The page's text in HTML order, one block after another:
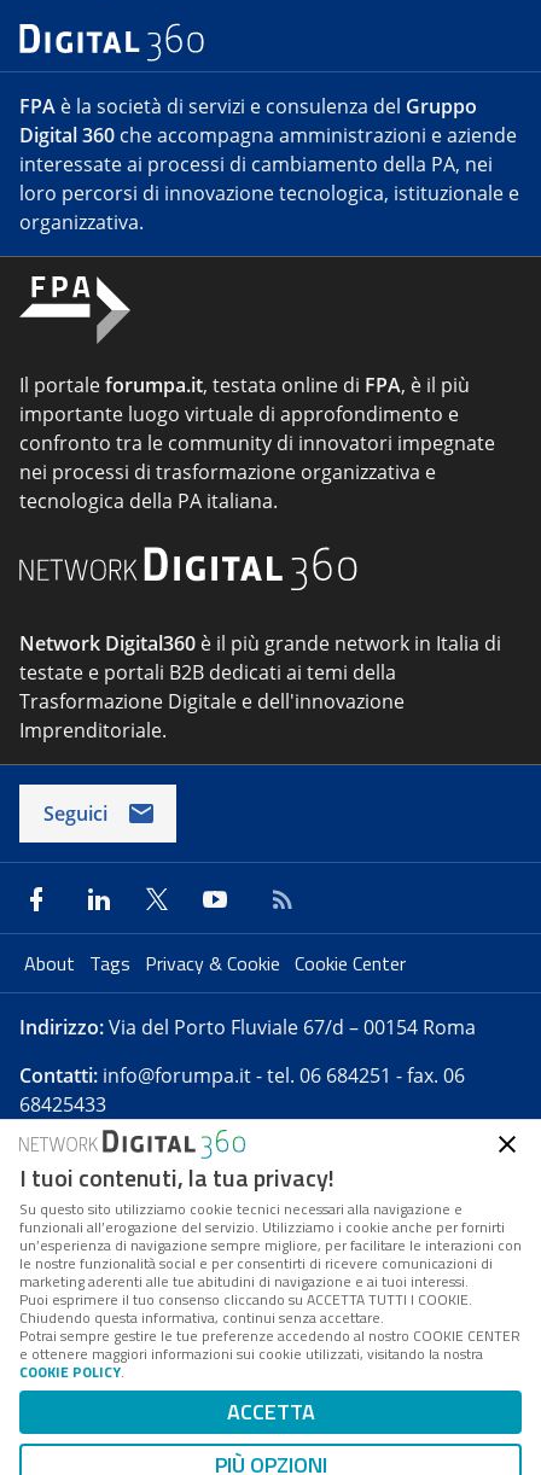
FPA è la società di servizi e consulenza del Gruppo
Digital 360 che accompagna amministrazioni e aziende
interessate ai processi di cambiamento della PA, nei
loro percorsi di innovazione tecnologica, istituzionale e
organizzativa.
Il portaleforumpa.it, testata online di FPA, è il più
importante luogo virtuale di approfondimento e
confronto tra le community di innovatori impegnate
nei processi di trasformazione organizzativa e
tecnologica della PA italiana.
Network Digital360 è il più grande network in Italia di
testate e portali B2B dedicati ai temi della
Trasformazione Digitale e dell'innovazione
Imprenditoriale.
Seguici
About Tags Privacy & Cookie Cookie Center
Indirizzo:Via del Porto Fluviale 67/d – 00154 Roma
Contatti: info@forumpa.it- tel. 06 684251 - fax. 06
68425433
Forumpa.itè una pubblicazione telematica iscritta
presso Registro della stampa del Tribunale di Roma -
Reg. n. 182 del 2 maggio 2008 - Direttore resp. Michela
Stentella
FPA s.r.l. è società soggetta a Direzione e
Coordinamento da parte di Digital360 S.p.A. - FPA s.r.l.
è un'azienda certificata per il sistema di management
Codice Fiscale/Partita IVA n. 10693191008 - R.E.A. Roma
n. 1249791. ISP AWS
Mappa del sito
I tuoi contenuti, la tua privacy!
Su questo sito utilizziamo cookie tecnici necessari alla navigazione e
funzionali all’erogazione del servizio. Utilizziamo i cookie anche per fornirti
un’esperienza di navigazione sempre migliore, per facilitare le interazioni con
le nostre funzionalità social e per consentirti di ricevere comunicazioni di
marketing aderenti alle tue abitudini di navigazione e ai tuoi interessi.
Puoi esprimere il tuo consenso cliccando su ACCETTA TUTTI I COOKIE.
Chiudendo questa informativa, continui senza accettare.
Potrai sempre gestire le tue preferenze accedendo al nostro COOKIE CENTER
e ottenere maggiori informazioni sui cookie utilizzati, visitando la nostra
COOKIE POLICY.
ACCETTA
PIÙ OPZIONI